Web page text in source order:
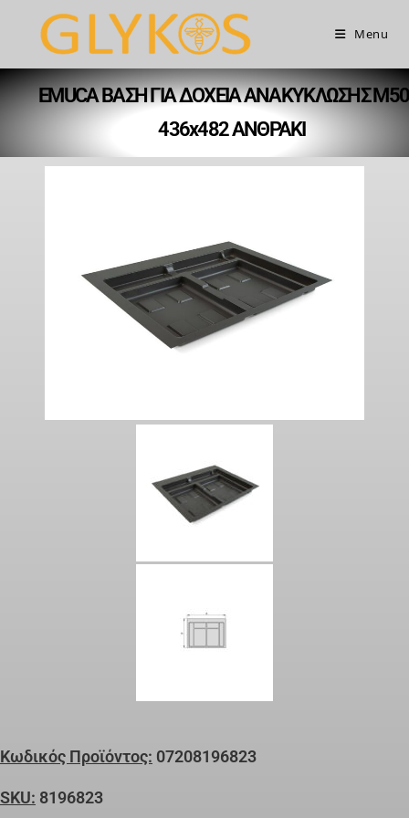
Menu
EMUCA ΒΑΣΗ ΓΙΑ ΔΟΧΕΙΑ ΑΝΑΚΥΚΛΩΣΗΣ
436x482 ΑΝΘΡΑΚΙ
Κωδικός Προϊόντος: 07208196823
SKU: 8196823